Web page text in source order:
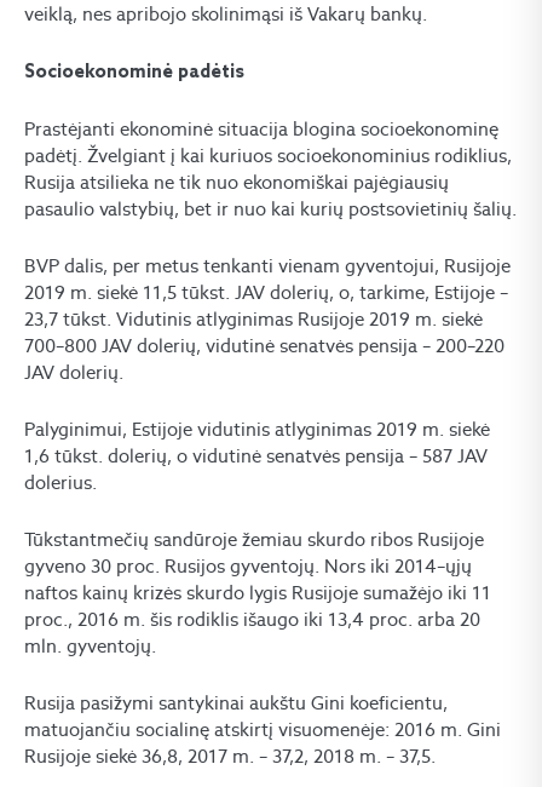
veiklą, nes apribojo skolinimąsi iš Vakarų bankų.
Socioekonominė padėtis
Prastėjanti ekonominė situacija blogina socioekonominę
padėtį. Žvelgiant į kai kuriuos socioekonominius rodiklius,
Rusija atsilieka ne tik nuo ekonomiškai pajėgiausių
pasaulio valstybių, bet ir nuo kai kurių postsovietinių šalių.
BVP dalis, per metus tenkanti vienam gyventojui, Rusijoje
2019 m. siekė 11,5 tūkst. JAV dolerių, o, tarkime, Estijoje –
23,7 tūkst. Vidutinis atlyginimas Rusijoje 2019 m. siekė
700–800 JAV dolerių, vidutinė senatvės pensija – 200–220
JAV dolerių.
Palyginimui, Estijoje vidutinis atlyginimas 2019 m. siekė
1,6 tūkst. dolerių, o vidutinė senatvės pensija – 587 JAV
dolerius.
Tūkstantmečių sandūroje žemiau skurdo ribos Rusijoje
gyveno 30 proc. Rusijos gyventojų. Nors iki 2014–ųjų
naftos kainų krizės skurdo lygis Rusijoje sumažėjo iki 11
proc., 2016 m. šis rodiklis išaugo iki 13,4 proc. arba 20
mln. gyventojų.
Rusija pasižymi santykinai aukštu Gini koeficientu,
matuojančiu socialinę atskirtį visuomenėje: 2016 m. Gini
Rusijoje siekė 36,8, 2017 m. – 37,2, 2018 m. – 37,5.